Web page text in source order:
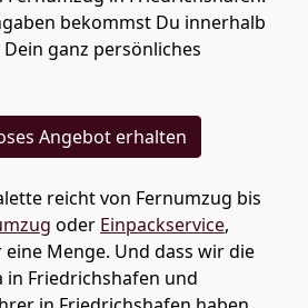
bekommst Du innerhalb
ganz persönliches
Angebot erhalten
reicht von Fernumzug bis
oder Einpackservice,
Menge. Und dass wir die
Friedrichshafen und